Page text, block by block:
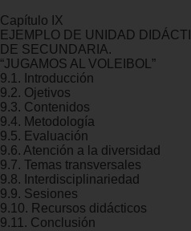
Capítulo IX
EJEMPLO DE UNIDAD
DE SECUNDARIA.
“JUGAMOS AL VOLEIBOL”
9.1. Introducción
9.2. Ojetivos
9.3. Contenidos
9.4. Metodología
9.5. Evaluación
9.6. Atención a la diversidad
9.7. Temas transversales
9.8. Interdisciplinariedad
9.9. Sesiones
9.10. Recursos didácticos
9.11. Conclusión